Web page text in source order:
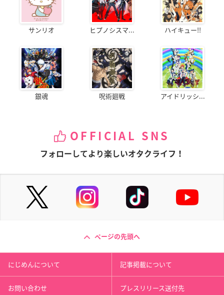
サンリオ ヒプノシスマ... ハイキュー!!
銀魂 呪術廻戦 アイドリッシ...
OFFICIAL SNS
フォローしてより楽しいオタクライフ！
ページの先頭へ
にじめんについて 記事掲載について
お問い合わせ プレスリリース送付先